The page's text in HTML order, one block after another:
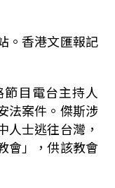
。香港文匯報記
目電台主持人
法案件。傑斯涉
人士逃往台灣，
會」，供該教會